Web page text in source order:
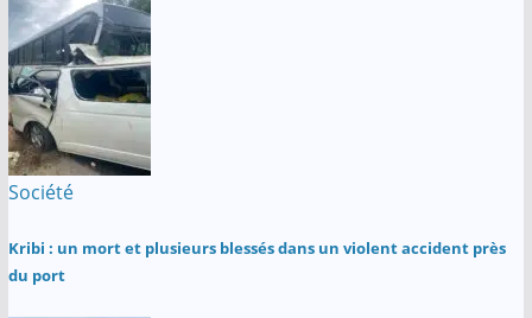
Société
Kribi : un mort et plusieurs blessés dans un violent accident près
du port